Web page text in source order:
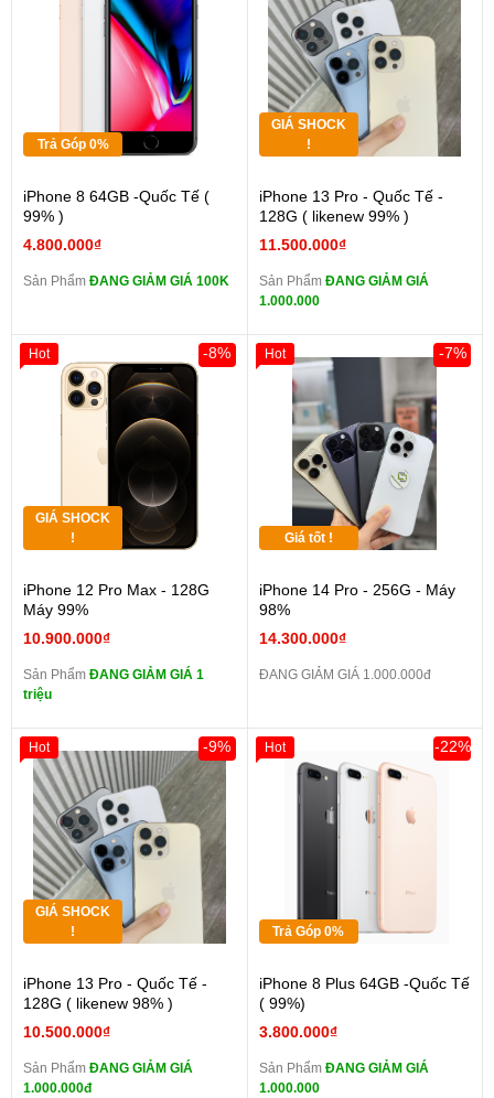
Trả Góp 0%
iPhone 8 64GB -Quốc Tế (
99% )
4.800.000₫
Sản Phẩm ĐANG GIẢM GIÁ 100K
GIÁ SHOCK
!
iPhone 13 Pro - Quốc Tế -
128G ( likenew 99% )
11.500.000₫
Sản Phẩm ĐANG GIẢM GIÁ
1.000.000
GIÁ SHOCK
!
iPhone 12 Pro Max - 128G
Máy 99%
10.900.000₫
-8%
Sản Phẩm ĐANG GIẢM GIÁ 1
triệu
Hot
Giá tốt !
iPhone 14 Pro - 256G - Máy
98%
14.300.000₫
-7%
ĐANG GIẢM GIÁ 1.000.000đ
Hot
GIÁ SHOCK
!
iPhone 13 Pro - Quốc Tế -
128G ( likenew 98% )
10.500.000₫
-9%
Sản Phẩm ĐANG GIẢM GIÁ
1.000.000đ
Hot
Trả Góp 0%
iPhone 8 Plus 64GB -Quốc Tế
( 99%)
3.800.000₫
-22%
Sản Phẩm ĐANG GIẢM GIÁ
1.000.000
Hot